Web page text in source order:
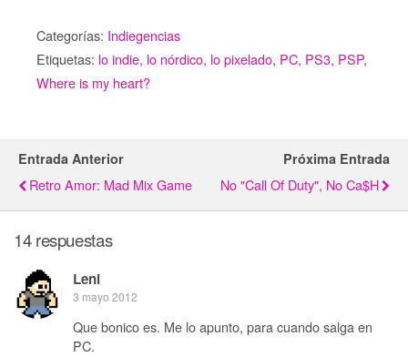
Categorías: Indiegencias
Etiquetas: lo indie, lo nórdico, lo pixelado, PC, PS3, PSP,
Where is my heart?
Entrada Anterior
Retro Amor: Mad Mix Game
Próxima Entrada
No "Call Of Duty", No Ca$h
14 respuestas
Leni
3 mayo 2012
Que bonico es. Me lo apunto, para cuando salga en
PC.